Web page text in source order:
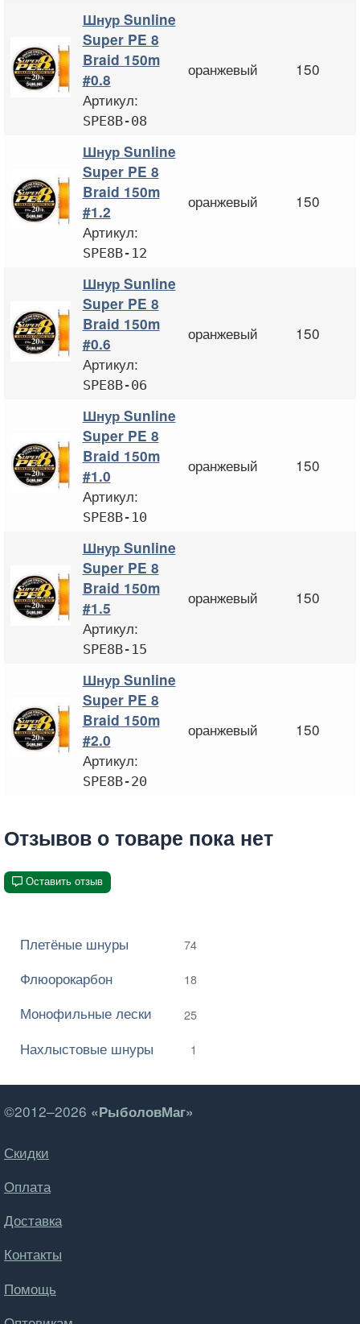
Шнур Sunline
Super PE 8
Braid 150m
#0.8
Артикул:
SPE8B-08
оранжевый 150
Шнур Sunline
Super PE 8
Braid 150m
#1.2
Артикул:
SPE8B-12
оранжевый 150
Шнур Sunline
Super PE 8
Braid 150m
#0.6
Артикул:
SPE8B-06
оранжевый 150
Шнур Sunline
Super PE 8
Braid 150m
#1.0
Артикул:
SPE8B-10
оранжевый 150
Шнур Sunline
Super PE 8
Braid 150m
#1.5
Артикул:
SPE8B-15
оранжевый 150
Шнур Sunline
Super PE 8
Braid 150m
#2.0
Артикул:
SPE8B-20
оранжевый 150
Отзывов о товаре пока нет
Оставить отзыв
Плетёные шнуры 74
Флюорокарбон 18
Монофильные лески 25
Нахлыстовые шнуры 1
©2012–2026 «РыболовМаг»
Скидки
Оплата
Доставка
Контакты
Помощь